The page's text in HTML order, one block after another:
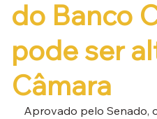
do Banco
pode ser
Câmara
Aprovado pelo Senado,